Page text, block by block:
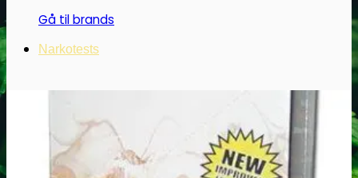
Gå til brands
Narkotests
Narkotests